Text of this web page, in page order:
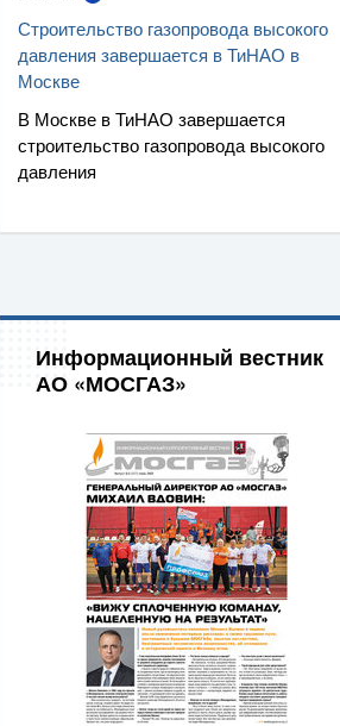
Строительство газопровода высокого
давления завершается в ТиНАО в
Москве
В Москве в ТиНАО завершается
строительство газопровода высокого
давления
Информационный вестник
АО «МОСГАЗ»